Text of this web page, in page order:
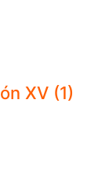
XV (1)